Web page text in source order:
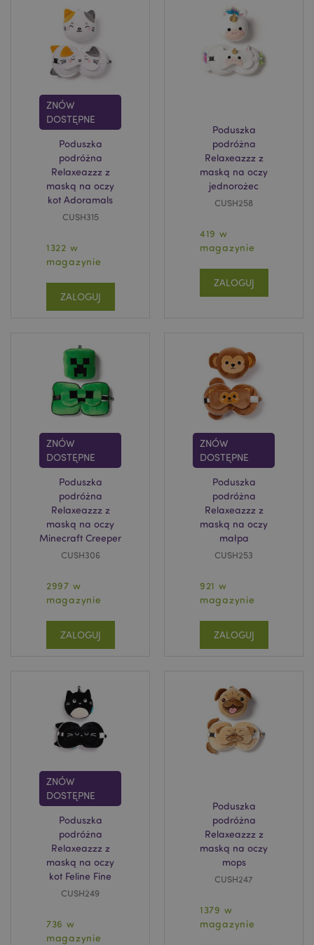
ZNÓW
DOSTĘPNE
Poduszka
podróżna
Relaxeazzz z
maską na oczy
kot Adoramals
CUSH315
1322 w
magazynie
ZALOGUJ
Poduszka
podróżna
Relaxeazzz z
maską na oczy
jednorożec
CUSH258
419 w
magazynie
ZALOGUJ
ZNÓW
DOSTĘPNE
Poduszka
podróżna
Relaxeazzz z
maską na oczy
Minecraft Creeper
CUSH306
2997 w
magazynie
ZALOGUJ
ZNÓW
DOSTĘPNE
Poduszka
podróżna
Relaxeazzz z
maską na oczy
małpa
CUSH253
921 w
magazynie
ZALOGUJ
ZNÓW
DOSTĘPNE
Poduszka
podróżna
Relaxeazzz z
maską na oczy
kot Feline Fine
CUSH249
736 w
magazynie
Poduszka
podróżna
Relaxeazzz z
maską na oczy
mops
CUSH247
1379 w
magazynie